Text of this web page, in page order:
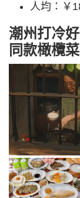
人均：￥
潮州打冷
同款橄欖菜